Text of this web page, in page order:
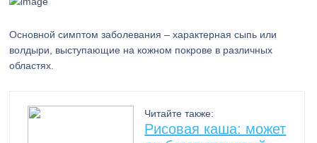
Основной симптом заболевания – характерная сыпь или
волдыри, выступающие на кожном покрове в различных
областях.
Читайте также:
Рисовая каша: может